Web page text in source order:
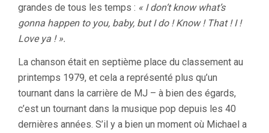
grandes de tous les temps : « I don’t know what’s
gonna happen to you, baby, but I do ! Know ! That ! I !
Love ya ! ».
La chanson était en septième place du classement au
printemps 1979, et cela a représenté plus qu’un
tournant dans la carrière de MJ – à bien des égards,
c’est un tournant dans la musique pop depuis les 40
dernières années. S’il y a bien un moment où Michael a